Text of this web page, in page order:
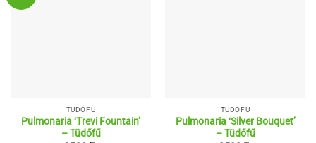
TÜDŐFŰ
Pulmonaria ‘Trevi Fountain’
– Tüdőfű
TÜDŐFŰ
Pulmonaria ‘Silver Bouquet’
– Tüdőfű